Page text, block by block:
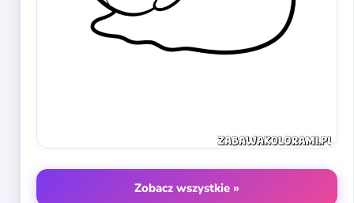
Zobacz wszystkie »